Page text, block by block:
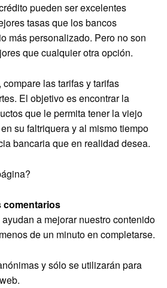
pueden ser excelentes
tasas que los bancos
más personalizado. Pero no son
que cualquier otra opción.
las tarifas y tarifas
El objetivo es encontrar la
que le permita tener la viejo
su faltriquera y al mismo tiempo
bancaria que en realidad desea.
comentarios
a mejorar nuestro contenido
de un minuto en completarse.
y sólo se utilizarán para